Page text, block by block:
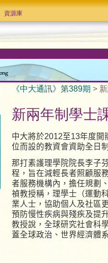
資源庫
《中大通訊》第389期 >
新兩年制學士
中大將於2012至13年度
位而設的教資會資助全日
那打素護理學院院長李子
程，旨在減輕長者照顧服
者服務機構內，擔任規劃
禎教授稱，理學士（運動
業人士，協助個人及社區
預防慢性疾病與殘疾及提
教授說，全球研究社會科
蓋全球政治、世界經濟體